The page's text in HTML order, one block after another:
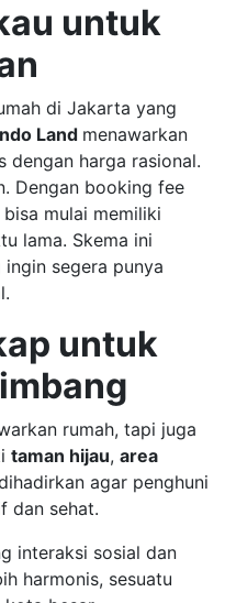
untuk
di Jakarta yang
Land menawarkan
dengan harga rasional.
Dengan booking fee
mulai memiliki
lama. Skema ini
segera punya
untuk
rumah, tapi juga
taman hijau, area
agar penghuni
dan sehat.
interaksi sosial dan
harmonis, sesuatu